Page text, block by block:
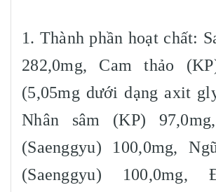
1. Thành phần hoạt chất:
282,0mg, Cam thảo
(5,05mg dưới dạng axit
Nhân sâm (KP)
(Saenggyu) 100,0mg,
(Saenggyu) 100,0mg,